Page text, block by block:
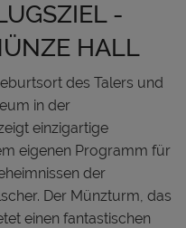
-
HALL
des Talers und
in der
einzigartige
eigenen Programm für
der
Der Münzturm, das
einen fantastischen